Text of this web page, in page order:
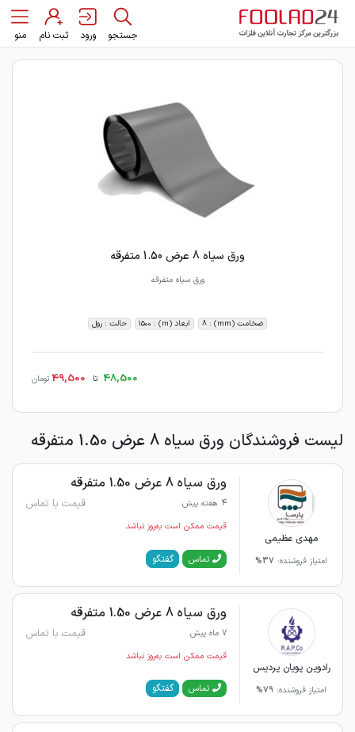
جستجو ورود ثبت نام منو
ورق سیاه 8 عرض 1.50 متفرقه
ورق سیاه متفرقه
ضخامت (mm) : 8 ابعاد (m) : 1500 حالت : رول
48,500 تا 49,500 تومان
لیست فروشندگان ورق سیاه 8 عرض 1.50 متفرقه
مهدی عظیمی
امتیاز فروشنده: 37%
ورق سیاه 8 عرض 1.50 متفرقه
4 هفته پیش قیمت با تماس
قیمت ممکن است به‌روز نباشد
تماس گفتگو
رادوین پویان پردیس
امتیاز فروشنده: 79%
ورق سیاه 8 عرض 1.50 متفرقه
7 ماه پیش قیمت با تماس
قیمت ممکن است به‌روز نباشد
تماس گفتگو